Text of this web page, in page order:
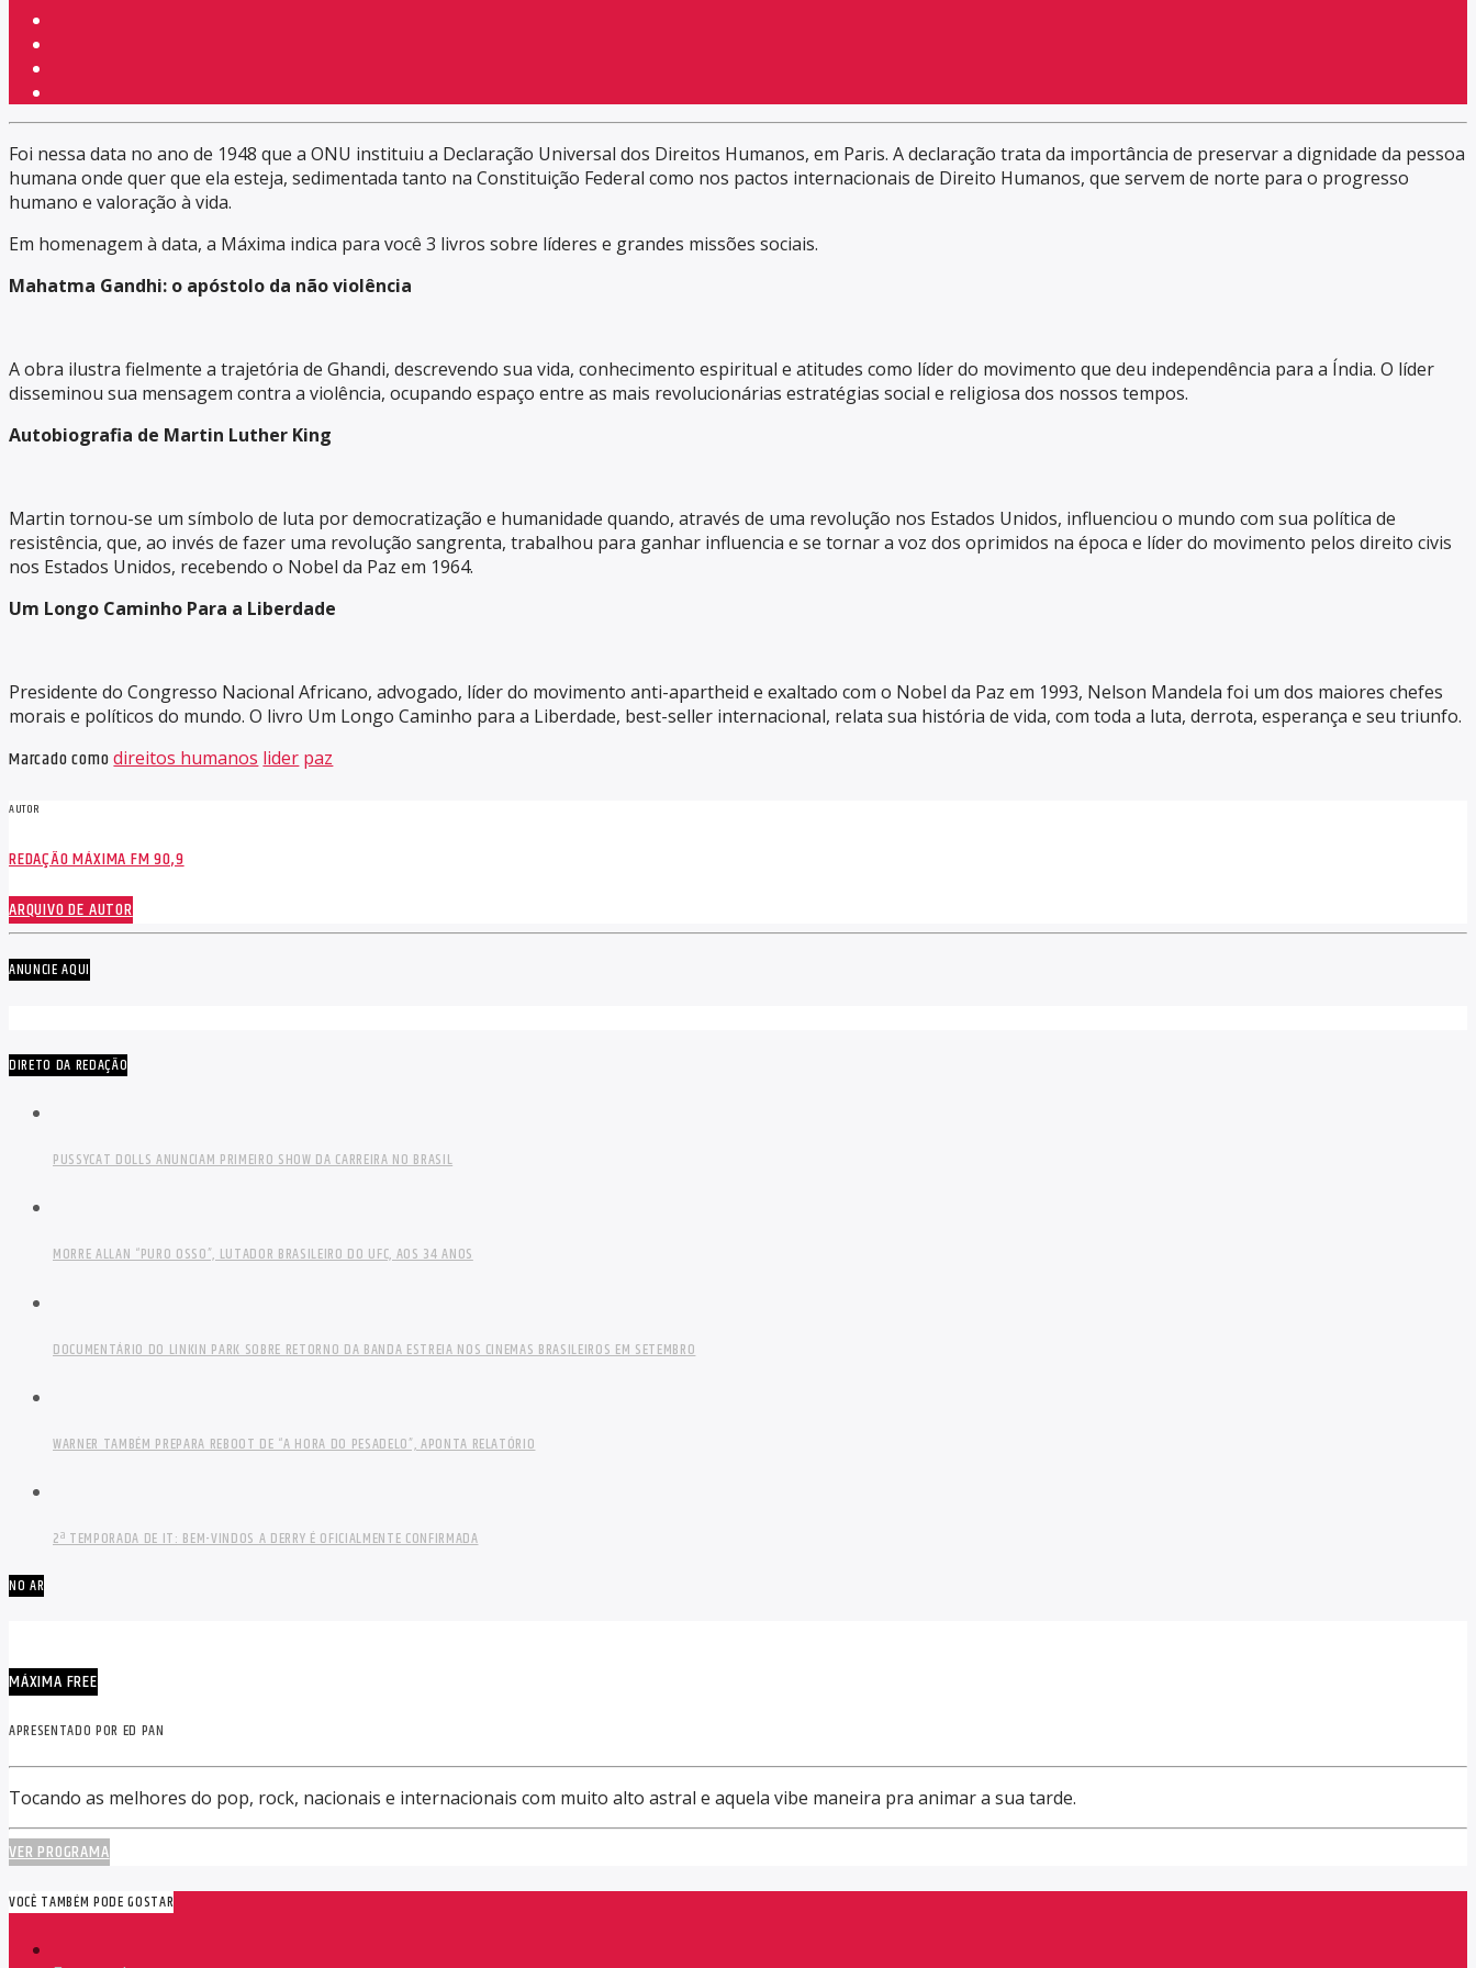
Foi nessa data no ano de 1948 que a ONU instituiu a Declaração Universal dos Direitos Humanos, em Paris. A declaração trata da importância de preservar a dignidade da pessoa
humana onde quer que ela esteja, sedimentada tanto na Constituição Federal como nos pactos internacionais de Direito Humanos, que servem de norte para o progresso
humano e valoração à vida.
Em homenagem à data, a Máxima indica para você 3 livros sobre líderes e grandes missões sociais.
Mahatma Gandhi: o apóstolo da não violência
A obra ilustra fielmente a trajetória de Ghandi, descrevendo sua vida, conhecimento espiritual e atitudes como líder do movimento que deu independência para a Índia. O líder
disseminou sua mensagem contra a violência, ocupando espaço entre as mais revolucionárias estratégias social e religiosa dos nossos tempos.
Autobiografia de Martin Luther King
Martin tornou-se um símbolo de luta por democratização e humanidade quando, através de uma revolução nos Estados Unidos, influenciou o mundo com sua política de
resistência, que, ao invés de fazer uma revolução sangrenta, trabalhou para ganhar influencia e se tornar a voz dos oprimidos na época e líder do movimento pelos direito civis
nos Estados Unidos, recebendo o Nobel da Paz em 1964.
Um Longo Caminho Para a Liberdade
Presidente do Congresso Nacional Africano, advogado, líder do movimento anti-apartheid e exaltado com o Nobel da Paz em 1993, Nelson Mandela foi um dos maiores chefes
morais e políticos do mundo. O livro Um Longo Caminho para a Liberdade, best-seller internacional, relata sua história de vida, com toda a luta, derrota, esperança e seu triunfo.
Marcado comodireitos humanos lider paz
AUTOR
REDAÇÃO MÁXIMA FM 90,9
ARQUIVO DE AUTOR
ANUNCIE AQUI
DIRETO DA REDAÇÃO
PUSSYCAT DOLLS ANUNCIAM PRIMEIRO SHOW DA CARREIRA NO BRASIL
MORRE ALLAN “PURO OSSO”, LUTADOR BRASILEIRO DO UFC, AOS 34 ANOS
DOCUMENTÁRIO DO LINKIN PARK SOBRE RETORNO DA BANDA ESTREIA NOS CINEMAS BRASILEIROS EM SETEMBRO
WARNER TAMBÉM PREPARA REBOOT DE “A HORA DO PESADELO”, APONTA RELATÓRIO
2ª TEMPORADA DE IT: BEM-VINDOS A DERRY É OFICIALMENTE CONFIRMADA
NO AR
MÁXIMA FREE
APRESENTADO POR ED PAN
Tocando as melhores do pop, rock, nacionais e internacionais com muito alto astral e aquela vibe maneira pra animar a sua tarde.
VER PROGRAMA
VOCÊ TAMBÉM PODE GOSTAR